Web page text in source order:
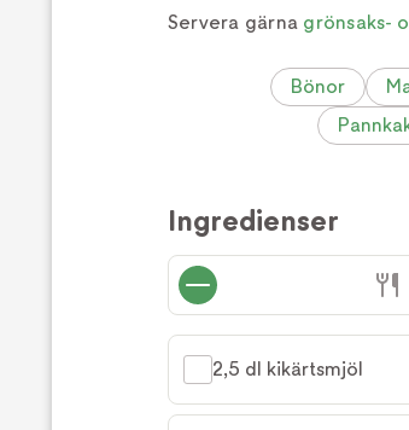
Servera gärna grönsaks-
Bönor
Ingredienser
2,5 dl kikärtsmjöl